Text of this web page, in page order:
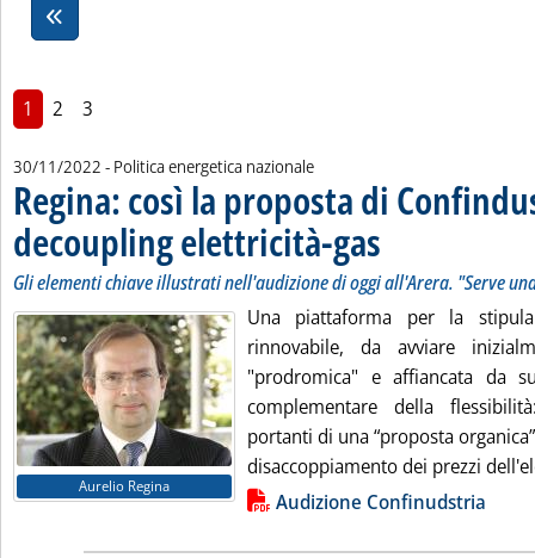
1 2 3
30/11/2022 - Politica energetica nazionale
Regina: così la proposta di
decoupling elettricità-gas
Gli elementi chiave illustrati nell'audizione di oggi all'Arera. "Serve
Aurelio Regina
Una piattaforma per la
rinnovabile, da avviare
"prodromica" e affiancata da
complementare della
portanti di una “proposta
disaccoppiamento dei prezzi
Lista allegati PDF alla notiziaAudizione Confinudstria